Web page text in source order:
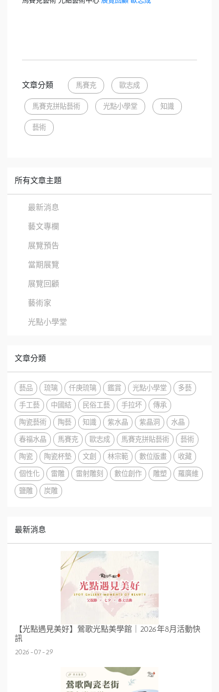
文章分類 馬賽克 歐志成
馬賽克拼貼藝術 光點小學堂 知識
藝術
所有文章主題
最新消息
藝文專欄
展覽預告
當期展覽
展覽回顧
藝術家
光點小學堂
文章分類
藝品 琉璃 仟庚琉璃 鑑賞 光點小學堂
多藝
手工藝
中國結 民俗工藝 手拉坏
傳承
陶瓷藝術
陶藝 知識 紫水晶 紫晶洞
水晶
春福水晶
馬賽克 歐志成 馬賽克拼貼藝術
藝術
陶瓷
陶瓷杯墊 文創 林宗範 數位版畫
收藏
個性化
雷雕 雷射雕刻 數位創作 雕塑
羅廣維
鹽雕
炭雕
最新消息
【光點遇見美好】鶯歌光點美學館｜2026年8月活動快
訊
2026-07-29